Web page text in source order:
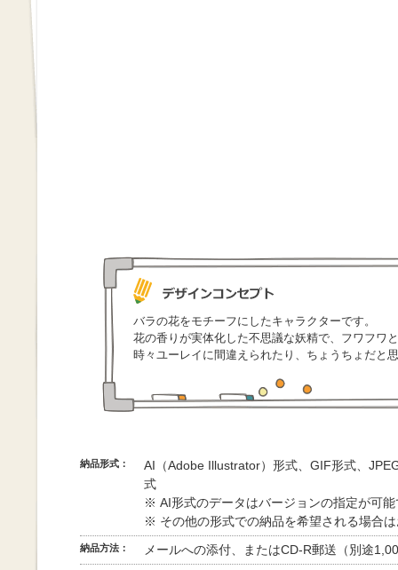
バラの花をモチーフにしたキャラクターです。
花の香りが実体化した不思議な妖精で、フワフワ
時々ユーレイに間違えられたり、ちょうちょだと
納品形式：
AI（Adobe Illustrator）形式、GIF形式、
式
※ AI形式のデータはバージョンの指定が可能
※ その他の形式での納品を希望される場合
納品方法： メールへの添付、またはCD-R郵送（別途